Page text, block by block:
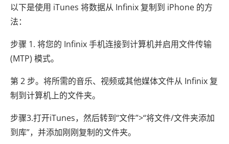
以下是使用 iTunes 将数据从 Infinix 复制到 iPhone 的方
法：
步骤 1. 将您的 Infinix 手机连接到计算机并启用文件传输
(MTP) 模式。
第 2 步。将所需的音乐、视频或其他媒体文件从 Infinix 复
制到计算机上的文件夹。
步骤3.打开iTunes，然后转到“文件”>“将文件/文件夹添加
到库”，并添加刚刚复制的文件夹。